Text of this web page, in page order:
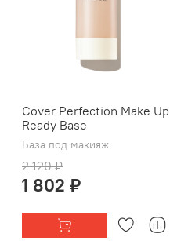
Cover Perfection Make Up
Ready Base
База под макияж
2 120 ₽
1 802 ₽